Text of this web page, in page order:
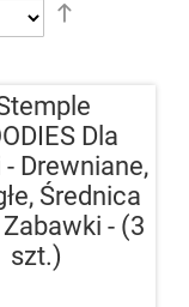
Dla
- Drewniane,
Średnica
- (3
szt.)